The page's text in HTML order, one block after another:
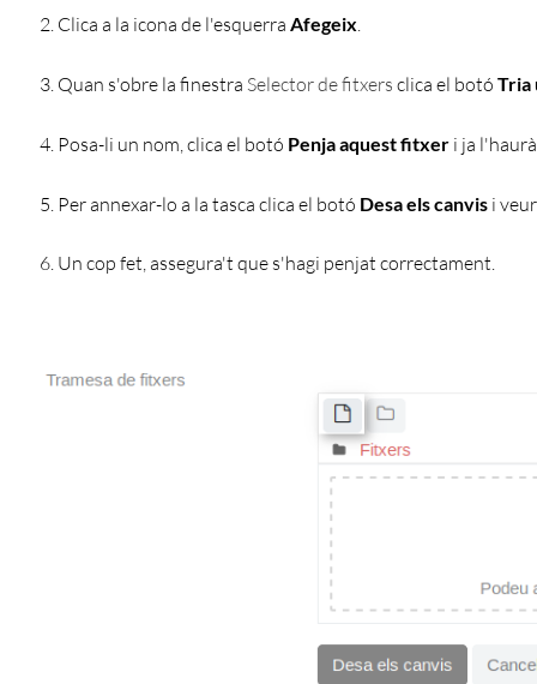
Clica a la icona de l'esquerra Afegeix.
Quan s'obre la finestra Selector de fitxers clica el botó Tria
Posa-li un nom, clica el botó Penja aquest fitxer i ja
Per annexar-lo a la tasca clica el botó Desa els canvis i
Un cop fet, assegura't que s'hagi penjat correctament.